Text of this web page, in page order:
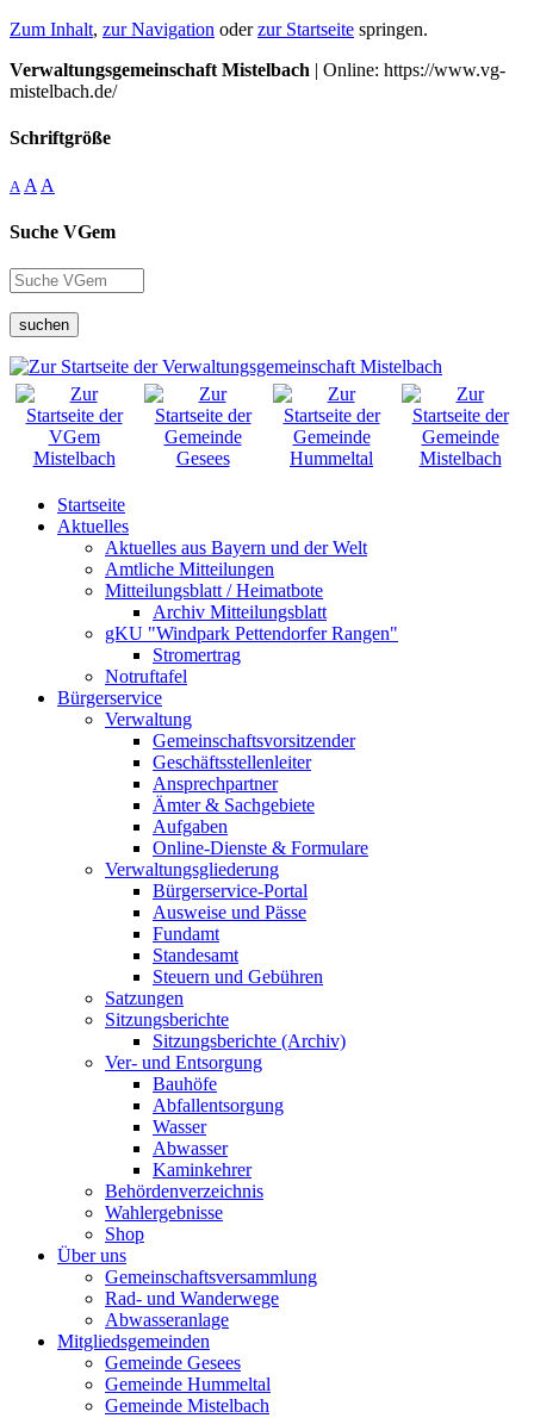
Zum Inhalt, zur Navigation oderzur Startseite springen.
Verwaltungsgemeinschaft Mistelbach | Online: https://www.vg-
mistelbach.de/
Schriftgröße
A A A
Suche VGem
suchen
Startseite
Aktuelles
Aktuelles aus Bayern und der Welt
Amtliche Mitteilungen
Mitteilungsblatt / Heimatbote
Archiv Mitteilungsblatt
gKU "Windpark Pettendorfer Rangen"
Stromertrag
Notruftafel
Bürgerservice
Verwaltung
Gemeinschaftsvorsitzender
Geschäftsstellenleiter
Ansprechpartner
Ämter & Sachgebiete
Aufgaben
Online-Dienste & Formulare
Verwaltungsgliederung
Bürgerservice-Portal
Ausweise und Pässe
Fundamt
Standesamt
Steuern und Gebühren
Satzungen
Sitzungsberichte
Sitzungsberichte (Archiv)
Ver- und Entsorgung
Bauhöfe
Abfallentsorgung
Wasser
Abwasser
Kaminkehrer
Behördenverzeichnis
Wahlergebnisse
Shop
Über uns
Gemeinschaftsversammlung
Rad- und Wanderwege
Abwasseranlage
Mitgliedsgemeinden
Gemeinde Gesees
Gemeinde Hummeltal
Gemeinde Mistelbach